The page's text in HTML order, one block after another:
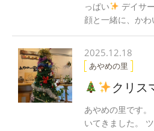
っぱい
デイサ
顔と一緒に、か
2025.12.18
あやめの里
クリス
あやめの里です
いてきました。